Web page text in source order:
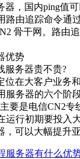
，国内ping值可
追踪命令通过
骨干网。路由
优势
务器贵不贵?
大客户业务和
务器的六个阶段
是电信CN2专
运行初期要投入
，可以大幅提升
服务器有什么优